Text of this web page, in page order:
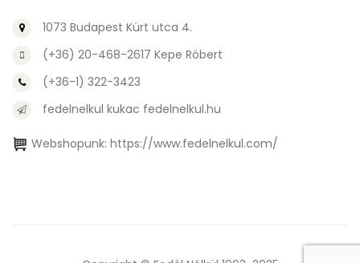
1073 Budapest Kürt utca 4.
(+36) 20-468-2617 Kepe Róbert
(+36-1) 322-3423
fedelnelkul kukac fedelnelkul.hu
Webshopunk: https://www.fedelnelkul.com/